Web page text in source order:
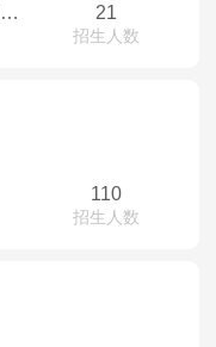
01行政管理，02社会医学与卫生事业管理，03社会保障，04土地资源管理 21
招生人数
110
招生人数